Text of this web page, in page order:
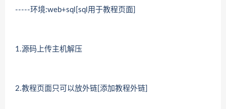
-----环境:web+sql[sql用于教程页面]
1.源码上传主机解压
2.教程页面只可以放外链[添加教程外链]